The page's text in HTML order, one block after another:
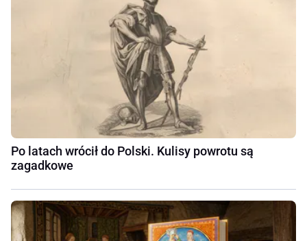
Po latach wrócił do Polski. Kulisy powrotu są
zagadkowe